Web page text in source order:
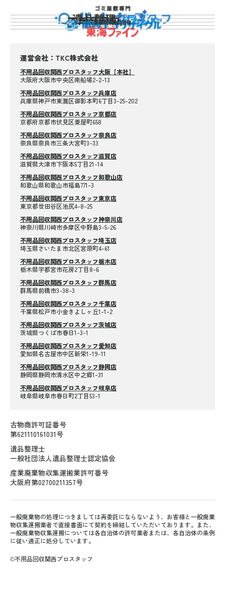
運営会社：TKC株式会社
不用品回収関西プロスタッフ大阪【本社】
大阪府大阪市中央区南船場2-2-13
不用品回収関西プロスタッフ兵庫店
兵庫県神戸市東灘区御影本町6丁目3-25-202
不用品回収関西プロスタッフ京都店
京都府京都市伏見区菱屋町658
不用品回収関西プロスタッフ奈良店
奈良県奈良市三条大宮町3-33
不用品回収関西プロスタッフ滋賀店
滋賀県大津市下阪本5丁目21-14
不用品回収関西プロスタッフ和歌山店
和歌山県和歌山市福島771-3
不用品回収関西プロスタッフ東京店
東京都世田谷区池尻4-8-25
不用品回収関西プロスタッフ神奈川店
神奈川県川崎市多摩区中野島3-5-26
不用品回収関西プロスタッフ埼玉店
埼玉県さいたま市北区宮原町4-61
不用品回収関西プロスタッフ栃木店
栃木県宇都宮市花房2丁目8-6
不用品回収関西プロスタッフ群馬店
群馬県前橋市3-38-3
不用品回収関西プロスタッフ千葉店
千葉県松戸市小金きよしヶ丘1-1-2
不用品回収関西プロスタッフ茨城店
茨城県つくば市春日1-3-1
不用品回収関西プロスタッフ愛知店
愛知県名古屋市中区新栄1-19-11
不用品回収関西プロスタッフ静岡店
静岡県静岡市清水区中之郷1-31
不用品回収関西プロスタッフ岐阜店
岐阜県岐阜市春日町2丁目53-1
古物商許可証番号
第621110161031号
遺品整理士
一般社団法人遺品整理士認定協会
産業廃棄物収集運搬業許可番号
大阪府第02700211357号
一般廃棄物の処理につきましては再委託にならないよう、お客様と一般廃棄
物収集運搬業者で直接書面にて契約を締結していただいております。また、
一般廃棄物収集運搬については各自治体の許可業者または、各自治体の条例
に従い適正に処分しています。
©不用品回収関西プロスタッフ